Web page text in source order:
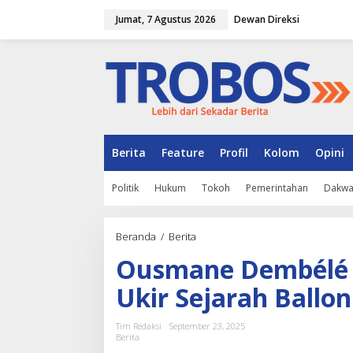
Jumat, 7 Agustus 2026 Dewan Direksi
Berita Feature Profil Kolom Opini
Politik Hukum Tokoh Pemerintahan
Beranda / Berita
s
m
a
n
e
Ousmane
Ukir Sejarah Ballon
Tim Redaksi
September 23, 2025
Berita